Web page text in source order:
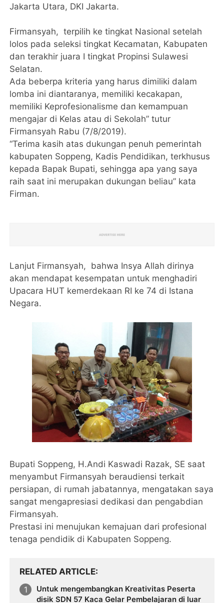
Jakarta Utara, DKI Jakarta.
Firmansyah, terpilih ke tingkat Nasional setelah
lolos pada seleksi tingkat Kecamatan, Kabupaten
dan terakhir juara I tingkat Propinsi Sulawesi
Selatan.
Ada beberpa kriteria yang harus dimiliki dalam
lomba ini diantaranya, memiliki kecakapan,
memiliki Keprofesionalisme dan kemampuan
mengajar di Kelas atau di Sekolah” tutur
Firmansyah Rabu (7/8/2019).
“Terima kasih atas dukungan penuh pemerintah
kabupaten Soppeng, Kadis Pendidikan, terkhusus
kepada Bapak Bupati, sehingga apa yang saya
raih saat ini merupakan dukungan beliau” kata
Firman.
Lanjut Firmansyah, bahwa Insya Allah dirinya
akan mendapat kesempatan untuk menghadiri
Upacara HUT kemerdekaan RI ke 74 di Istana
Negara.
Bupati Soppeng, H.Andi Kaswadi Razak, SE saat
menyambut Firmansyah beraudiensi terkait
persiapan, di rumah jabatannya, mengatakan saya
sangat mengapresiasi dedikasi dan pengabdian
Firmansyah.
Prestasi ini menujukan kemajuan dari profesional
tenaga pendidik di Kabupaten Soppeng.
RELATED ARTICLE
Untuk mengembangkan Kreativitas Peserta
disik SDN 57 Kaca Gelar Pembelajaran di luar